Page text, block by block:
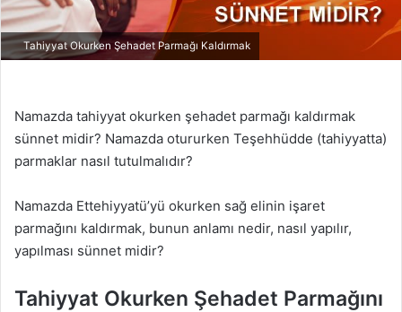
Tahiyyat Okurken Şehadet Parmağı Kaldırmak
Namazda tahiyyat okurken şehadet parmağı kaldırmak
sünnet midir? Namazda otururken Teşehhüdde (tahiyyatta)
parmaklar nasıl tutulmalıdır?
Namazda Ettehiyyatü’yü okurken sağ elinin işaret
parmağını kaldırmak, bunun anlamı nedir, nasıl yapılır,
yapılması sünnet midir?
Tahiyyat Okurken Şehadet Parmağını